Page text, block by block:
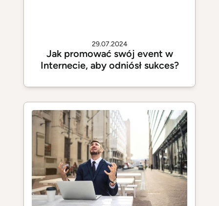
29.07.2024
Jak promować swój event w
Internecie, aby odniósł sukces?